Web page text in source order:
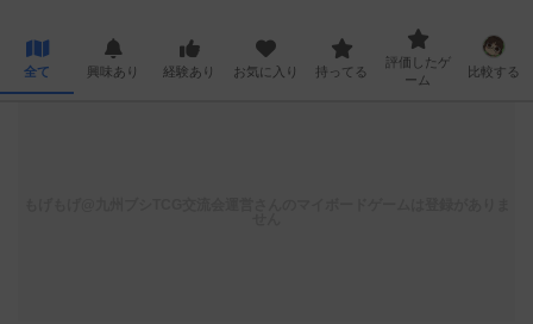
全て 興味あり 経験あり お気に入り 持ってる
評価したゲ
ーム
比較する